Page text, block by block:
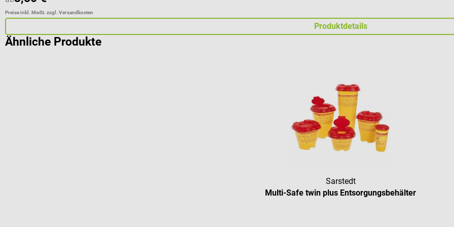
Preise inkl. MwSt. zzgl. Versandkosten
Produktdetails
Ähnliche Produkte
Sarstedt
Multi-Safe twin plus Entsorgungsbehälter